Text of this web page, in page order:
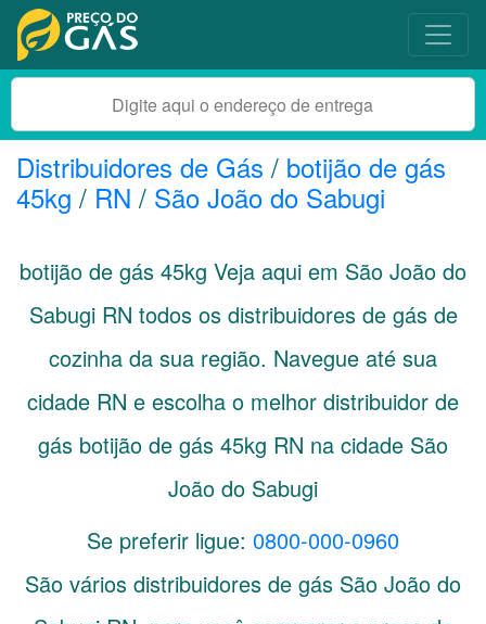
Distribuidores de Gás / botijão de gás
45kg / RN / São João do Sabugi
botijão de gás 45kg Veja aqui em São João do
Sabugi RN todos os distribuidores de gás de
cozinha da sua região. Navegue até sua
cidade RN e escolha o melhor distribuidor de
gás botijão de gás 45kg RN na cidade São
João do Sabugi
Se preferir ligue: 0800-000-0960
São vários distribuidores de gás São João do